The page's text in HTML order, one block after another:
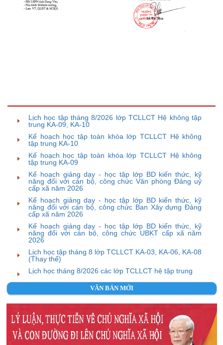
Lịch học tập tháng 8/2026 lớp TCLLCT Hệ không tập
trung KA-09, KA-10
Kế hoạch học tập toàn khóa lớp TCLLCT Hệ không
tập trung KA-10
Kế hoạch học tập toàn khóa lớp TCLLCT Hệ không
tập trung KA-09
Kế hoạch giảng dạy - học tập lớp BD kiến thức, kỹ
năng đối với cán bộ, công chức Văn phòng Đảng uỷ
cấp xã năm 2026
Kế hoạch giảng dạy - học tập lớp BD kiến thức, kỹ
năng đối với cán bộ, công chức Ban Xây dựng Đảng
cấp xã năm 2026
Kế hoạch giảng dạy - học tập lớp BD kiến thức, kỹ
năng đối với cán bộ, công chức UBKT cấp xã năm
2026
Lịch học tập tháng 8 lớp TCLLCT KA-03, KA-06, KA-08
(Thay thế)
Lịch học tháng 8/2026 các lớp TCLLCT hệ tập trung
VĂN BẢN MỚI